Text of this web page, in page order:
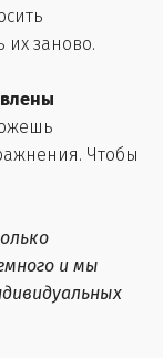
заново.
Чтобы
и мы